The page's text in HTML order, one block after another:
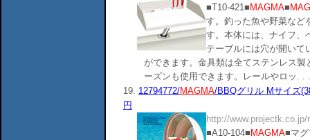
■T10-421■ MAGMA■
す。釣った魚や野菜など
す。本体には、ナイフ、
テーブルには穴が開いて
ができます。金具類は全てステンレス
ーズンも使用できます。レールやロッ. . .
19. 12794772/MAGMA/BBQグリル Mサイズ
円
http://
■A10-104■ MAGMA■マ